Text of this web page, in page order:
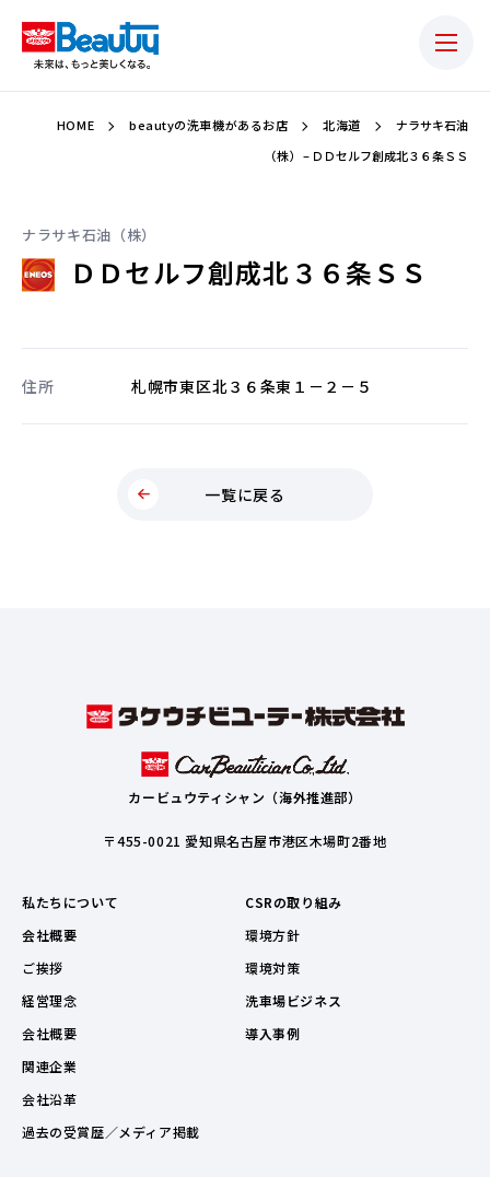
HOME beautyの洗車機があるお店 北海道
ナラサキ石油
（株） – ＤＤセルフ創成北３６条ＳＳ
ナラサキ石油（株）
ＤＤセルフ創成北３６条ＳＳ
住所 札幌市東区北３６条東１－２－５
一覧に戻る
カービュウティシャン（海外推進部）
〒455-0021 愛知県名古屋市港区木場町2番地
私たちについて
会社概要
ご挨拶
経営理念
会社概要
関連企業
会社沿革
過去の受賞歴／メディア掲載
CSRの取り組み
環境方針
環境対策
洗車場ビジネス
導入事例